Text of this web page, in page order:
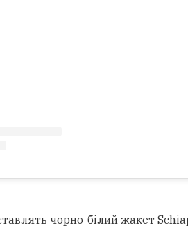
чорно-білий жакет